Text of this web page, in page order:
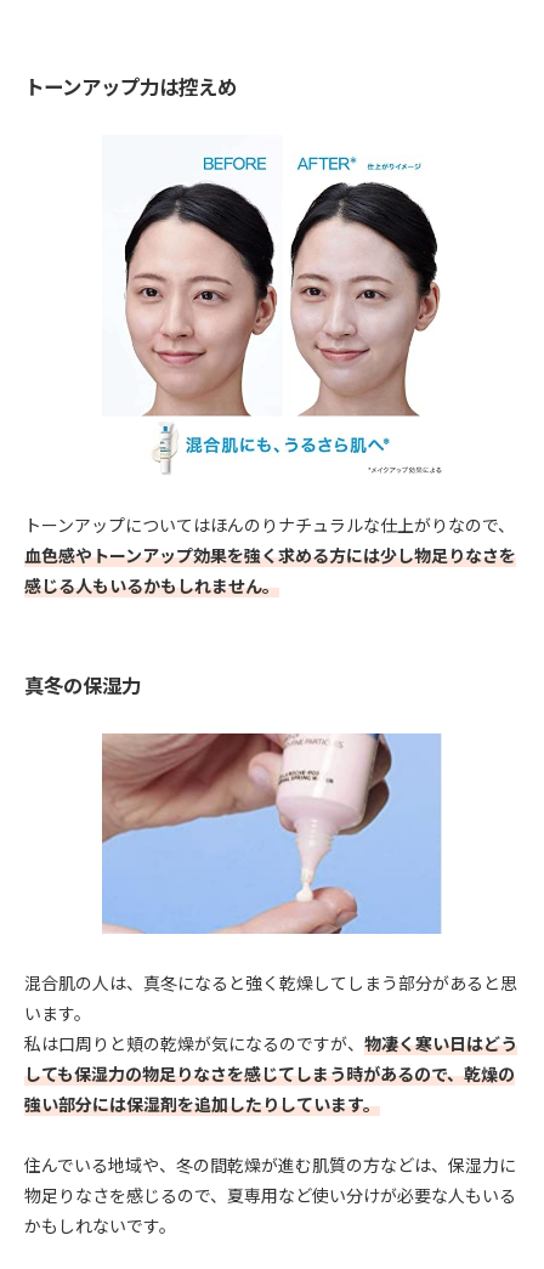
トーンアップ力は控えめ
トーンアップについてはほんのりナチュラルな仕上がりなので、
血色感やトーンアップ効果を強く求める方には少し物足りなさを
感じる人もいるかもしれません。
真冬の保湿力
混合肌の人は、真冬になると強く乾燥してしまう部分があると思
います。
私は口周りと頬の乾燥が気になるのですが、 物凄く寒い日はどう
しても保湿力の物足りなさを感じてしまう時があるので、乾燥の
強い部分には保湿剤を追加したりしています。
住んでいる地域や、冬の間乾燥が進む肌質の方などは、保湿力に
物足りなさを感じるので、夏専用など使い分けが必要な人もいる
かもしれないです。